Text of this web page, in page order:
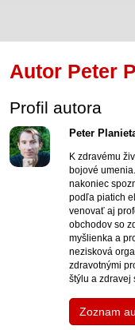
Autor Peter
Profil autora
Peter
K zdravému
bojové
nakoniec
podľa piatich
venovať aj
obchodov so
myšlienka a
nezisková
zdravotnými
štýlu a zdravej
Zoznam